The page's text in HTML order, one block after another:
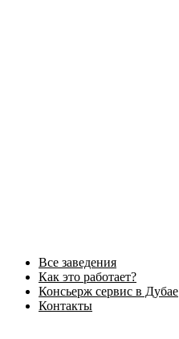
Все заведения
Как это работает?
Консьерж сервис в Дубае
Контакты